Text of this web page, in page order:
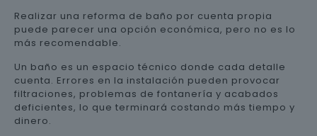
Realizar una reforma de baño por cuenta propia
puede parecer una opción económica, pero no es lo
más recomendable.
Un baño es un espacio técnico donde cada detalle
cuenta. Errores en la instalación pueden provocar
filtraciones, problemas de fontanería y acabados
deficientes, lo que terminará costando más tiempo y
dinero.